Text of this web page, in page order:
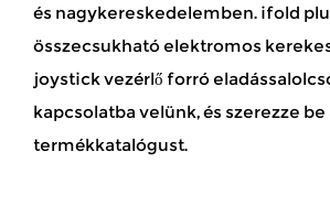
és nagykereskedelemben. ifold
összecsukható elektromos
joystick vezérlő forró
kapcsolatba velünk, és szerezze
termékkatalógust.